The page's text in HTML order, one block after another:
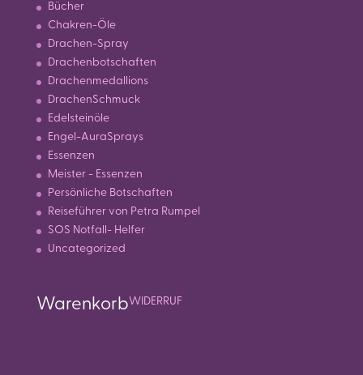
Bücher
Chakren-Öle
Drachen-Spray
Drachenbotschaften
Drachenmedallions
DrachenSchmuck
Edelsteinöle
Engel-AuraSprays
Essenzen
Meister - Essenzen
Persönliche Botschaften
Reiseführer von Petra Rumpel
SOS Notfall- Helfer
Uncategorized
WarenkorbWIDERRUF